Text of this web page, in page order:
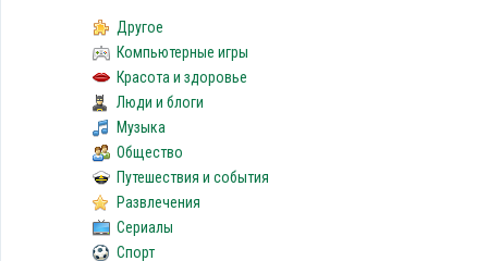
Другое
Компьютерные игры
Красота и здоровье
Люди и блоги
Музыка
Общество
Путешествия и события
Развлечения
Сериалы
Спорт